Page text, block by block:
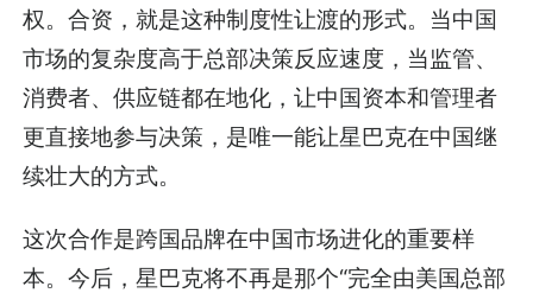
权。合资，就是这种制度性让渡的形式。当中国
市场的复杂度高于总部决策反应速度，当监管、
消费者、供应链都在地化，让中国资本和管理者
更直接地参与决策，是唯一能让星巴克在中国继
续壮大的方式。
这次合作是跨国品牌在中国市场进化的重要样
本。今后，星巴克将不再是那个“完全由美国总部